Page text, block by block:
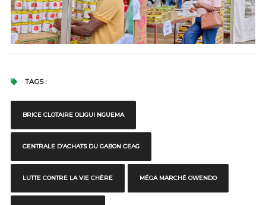
TAGS :
BRICE CLOTAIRE OLIGUI NGUEMA
CENTRALE D’ACHATS DU GABON CEAG
LUTTE CONTRE LA VIE CHÈRE MÉGA MARCHÉ OWENDO